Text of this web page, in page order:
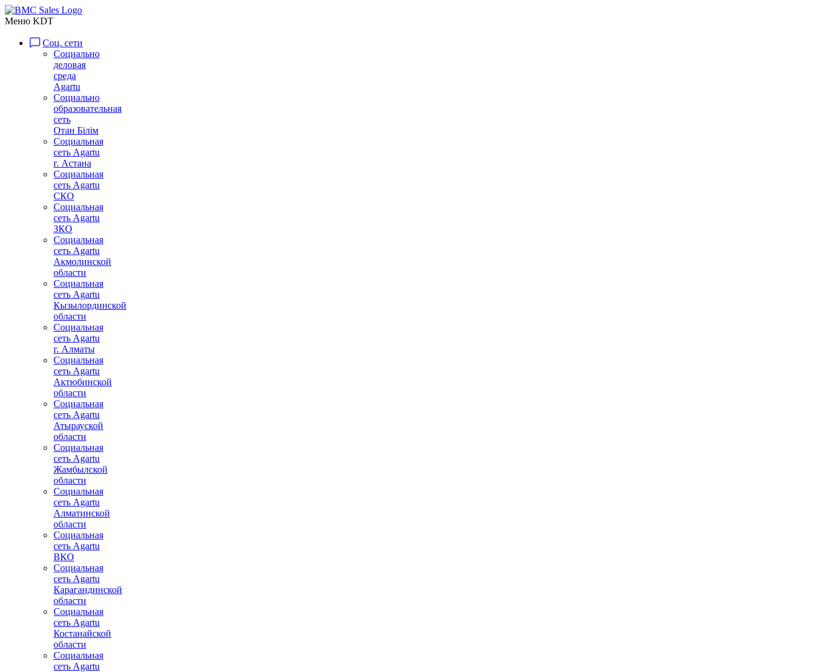
Меню KDT
Соц. сети
Социально
деловая
среда
Agartu
Социально
образовательная
сеть
Отан Бiлiм
Социальная
сеть Agartu
г. Астана
Социальная
сеть Agartu
СКО
Социальная
сеть Agartu
ЗКО
Социальная
сеть Agartu
Акмолинской
области
Социальная
сеть Agartu
Кызылординской
области
Социальная
сеть Agartu
г. Алматы
Социальная
сеть Agartu
Актюбинской
области
Социальная
сеть Agartu
Атырауской
области
Социальная
сеть Agartu
Жамбылской
области
Социальная
сеть Agartu
Алматинской
области
Социальная
сеть Agartu
ВКО
Социальная
сеть Agartu
Карагандинской
области
Социальная
сеть Agartu
Костанайской
области
Социальная
сеть Agartu